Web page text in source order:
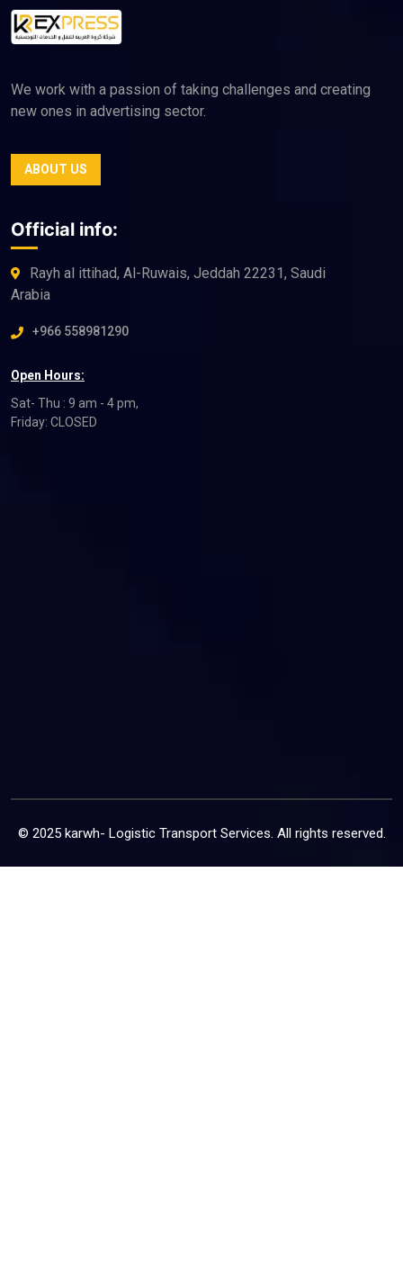
We work with a passion of taking challenges and creating
new ones in advertising sector.
ABOUT US
Official info:
Rayh al ittihad, Al-Ruwais, Jeddah 22231, Saudi
Arabia
+966 558981290
Open Hours:
Sat- Thu : 9 am - 4 pm,
Friday: CLOSED
© 2025 karwh- Logistic Transport Services. All rights reserved.